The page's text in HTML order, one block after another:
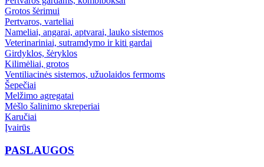
Grotos šėrimui
Pertvaros, varteliai
Nameliai, angarai, aptvarai, lauko sistemos
Veterinariniai, sutramdymo ir kiti gardai
Girdyklos, šėryklos
Kilimėliai, grotos
Ventiliacinės sistemos, užuolaidos fermoms
Šepečiai
Melžimo agregatai
Mėšlo šalinimo skreperiai
Karučiai
Įvairūs
PASLAUGOS